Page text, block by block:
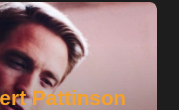
Pattinson